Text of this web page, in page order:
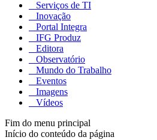
Serviços de TI
Inovação
Portal Integra
IFG Produz
Editora
Observatório
Mundo do Trabalho
Eventos
Imagens
Vídeos
Fim do menu principal
Início do conteúdo da página